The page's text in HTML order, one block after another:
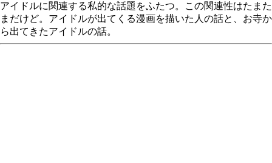
アイドルに関連する私的な話題をふたつ。この関連性はたまた
まだけど。アイドルが出てくる漫画を描いた人の話と、お寺か
ら出てきたアイドルの話。